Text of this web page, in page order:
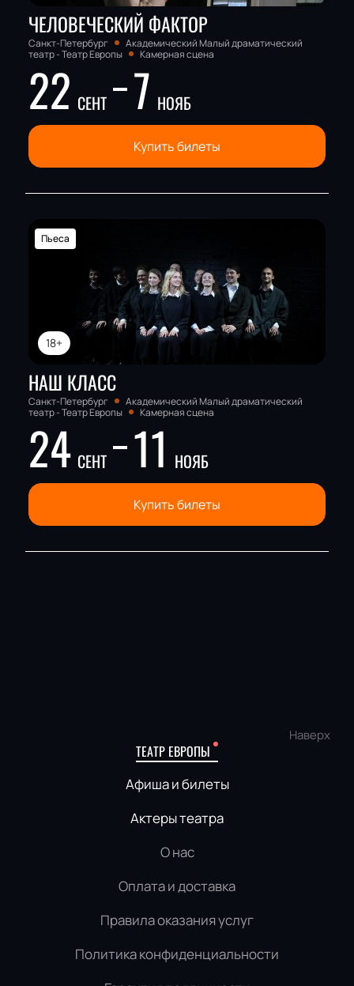
ЧЕЛОВЕЧЕСКИЙ ФАКТОР
Санкт-Петербург
Академический Малый драматический
театр - Театр Европы
Камерная сцена
22 СЕНТ 7 НОЯБ
Купить билеты
18+
Пьеса
НАШ КЛАСС
Санкт-Петербург
Академический Малый драматический
театр - Театр Европы
Камерная сцена
24 СЕНТ 11 НОЯБ
Купить билеты
Наверх
ТЕАТР ЕВРОПЫ
Афиша и билеты
Актеры театра
О нас
Оплата и доставка
Правила оказания услуг
Политика конфиденциальности